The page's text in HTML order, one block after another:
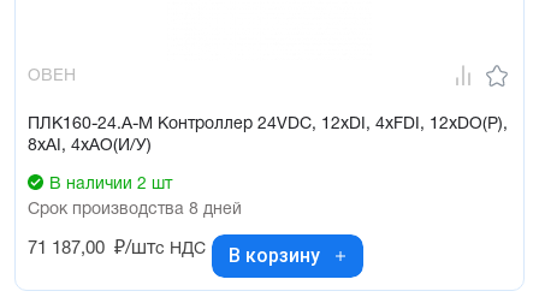
ОВЕН
ПЛК160-24.А-М Контроллер 24VDC, 12xDI, 4xFDI, 12xDO(Р),
8xAI, 4xAO(И/У)
В наличии 2 шт
Срок производства 8 дней
71 187,00 ₽/штс НДС В корзину